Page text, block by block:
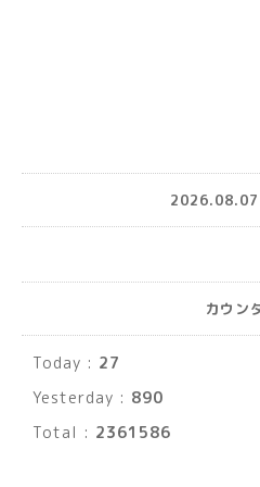
カウン
Today : 27
Yesterday : 890
Total : 2361586